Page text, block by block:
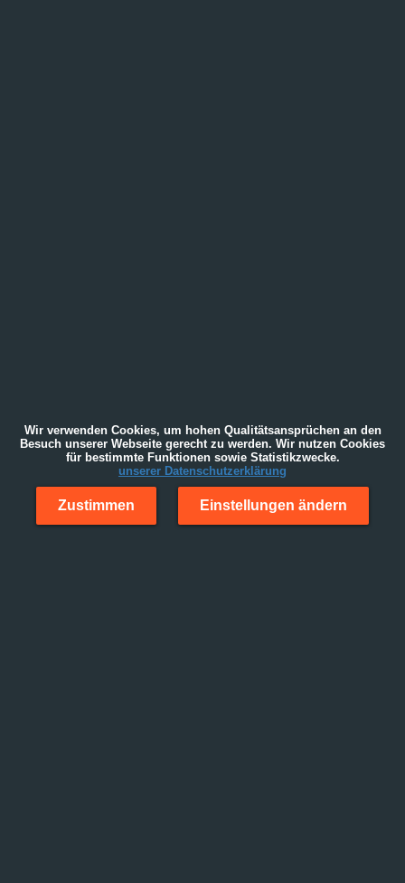
Wir verwenden Cookies, um hohen Qualitätsansprüchen an den
Besuch unserer Webseite gerecht zu werden. Wir nutzen Cookies
für bestimmte Funktionen sowie Statistikzwecke.
unserer Datenschutzerklärung
Zustimmen Einstellungen ändern